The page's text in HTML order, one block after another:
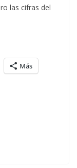
las cifras del
Más